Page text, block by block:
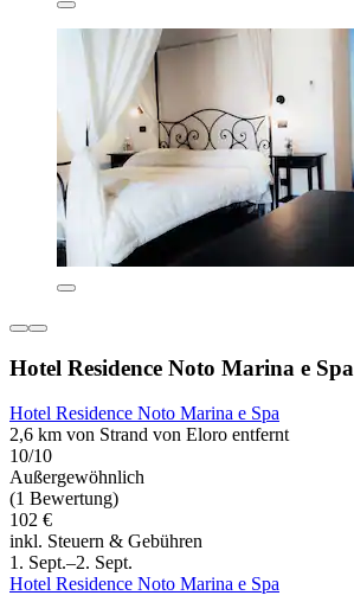
Hotel Residence Noto Marina e Spa
Hotel Residence Noto Marina e Spa
2,6 km von Strand von Eloro entfernt
10/10
Außergewöhnlich
(1 Bewertung)
102 €
inkl. Steuern & Gebühren
1. Sept.–2. Sept.
Hotel Residence Noto Marina e Spa